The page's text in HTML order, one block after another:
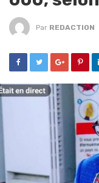
Par REDACTION